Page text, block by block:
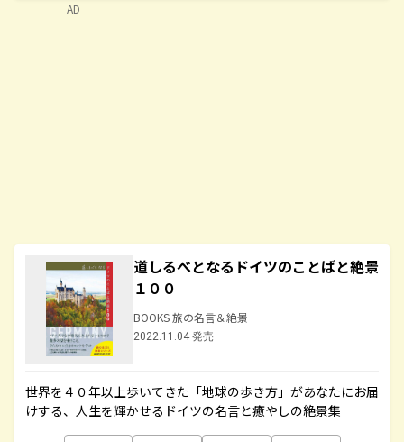
道しるべとなるドイツのことばと絶景
１００
BOOKS 旅の名言＆絶景
2022.11.04 発売
世界を４０年以上歩いてきた「地球の歩き方」があなたにお届
けする、人生を輝かせるドイツの名言と癒やしの絶景集
AD